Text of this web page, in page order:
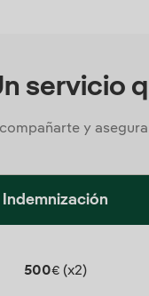
servicio
y
Indemnización
500€ (x2)